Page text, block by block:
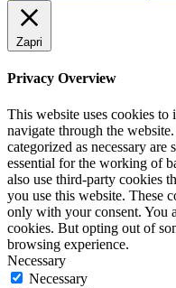
Zapri
Privacy Overview
This website uses cookies
navigate through the
categorized as necessary
essential for the working of
also use third-party cookies
you use this website. These
only with your consent. You
cookies. But opting out of
browsing experience.
Necessary
Necessary